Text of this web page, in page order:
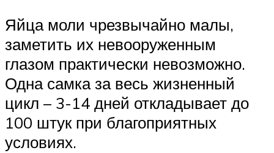
Яйца моли чрезвычайно малы,
заметить их невооруженным
глазом практически невозможно.
Одна самка за весь жизненный
цикл – 3-14 дней откладывает до
100 штук при благоприятных
условиях.